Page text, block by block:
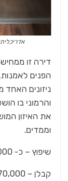
דירה זו
הפנים
ניזונים האחד
והרמוני בו
את האיזון
וממדים.
שיפוץ – כ- 450,000 ₪
קבלן – 170,000 ₪